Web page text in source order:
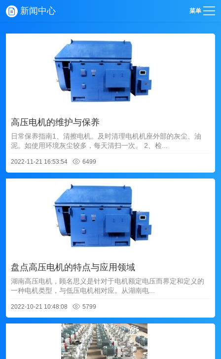
新闻中心 菜单
高压电机的维护与保养
日常保养指南1、清擦电机。及时清理电机机座外部的灰尘、油
泥。如使用环境灰尘较多，每天清扫一次。 2、检...
2022-11-21 16:53:54 6499
盘点高压电机的特点与应用领域
湖南高压电机，顾名思义是针对于电机额定电压而界定和定义的
一种电机类型，与低压电机相对应。从湖南电...
2022-10-21 10:48:08 5799